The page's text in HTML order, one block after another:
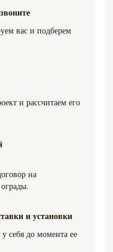
м2
вас и подберем
и рассчитаем его
на
и установки
себя до момента ее